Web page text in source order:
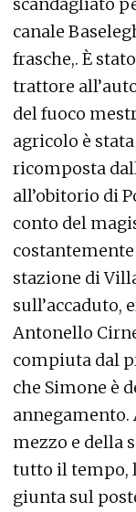
canale
frasche,. È
trattore
del fuoco
agricolo è
ricomposta
all’obitorio di
conto del
stazione di
sull’accaduto,
Antonello
compiuta dal
che Simone è
mezzo e della
tutto il tempo,
giunta sul